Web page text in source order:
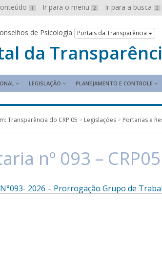
1 Ir para o menu 2 Ir para a busca 3
de Psicologia Portais da Transparência
da
LEGISLAÇÃO PLANEJAMENTO E CONTROLE
Transparência do CRP 05 > Legislações > Portarias e
nº 093 –
2026 – Prorrogação Grupo de